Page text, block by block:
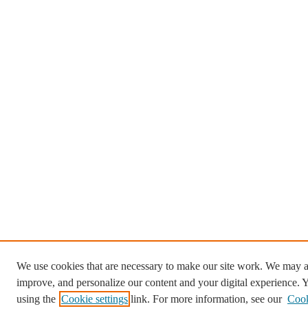
We use cookies that are necessary to make our site work. We may
improve, and personalize our content and your digital experience.
using the Cookie settings link. For more information, see our